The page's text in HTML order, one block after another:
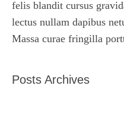
felis blandit cursus
lectus nullam dapibus
Massa curae fringilla
Posts Archives